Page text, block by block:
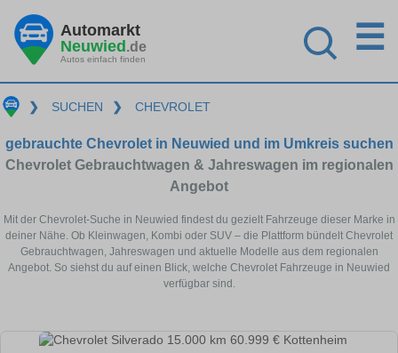
Automarkt
Neuwied.de
Autos einfach finden
☰
❯ SUCHEN ❯ CHEVROLET
gebrauchte Chevrolet in Neuwied und im Umkreis suchen
Chevrolet Gebrauchtwagen & Jahreswagen im regionalen
Angebot
Mit der Chevrolet-Suche in Neuwied findest du gezielt Fahrzeuge dieser Marke in
deiner Nähe. Ob Kleinwagen, Kombi oder SUV – die Plattform bündelt Chevrolet
Gebrauchtwagen, Jahreswagen und aktuelle Modelle aus dem regionalen
Angebot. So siehst du auf einen Blick, welche Chevrolet Fahrzeuge in Neuwied
verfügbar sind.